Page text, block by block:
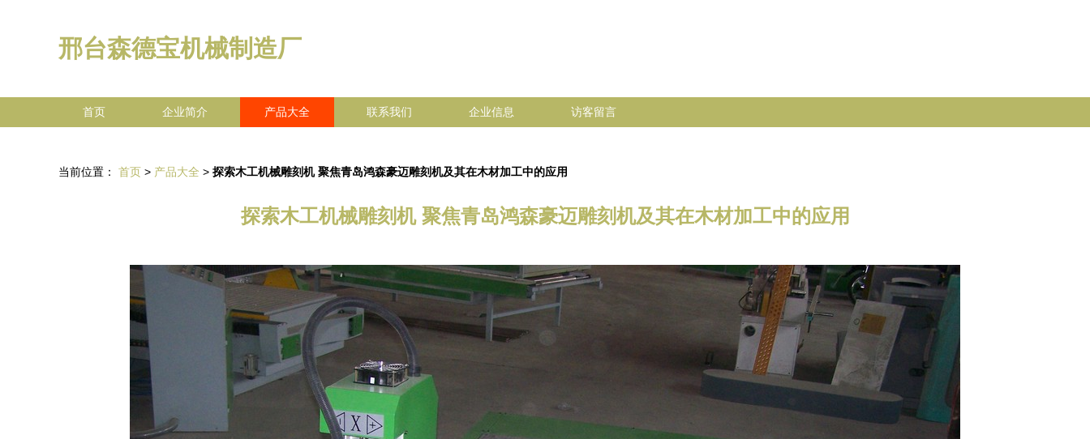
邢台森德宝机械制造厂
首页 企业简介 产品大全 联系我们 企业信息 访客留言
当前位置： 首页 > 产品大全 > 探索木工机械雕刻机 聚焦青岛鸿森豪迈雕刻机及其在木材加工中的应用
探索木工机械雕刻机 聚焦青岛鸿森豪迈雕刻机及其在木材加工中的应用